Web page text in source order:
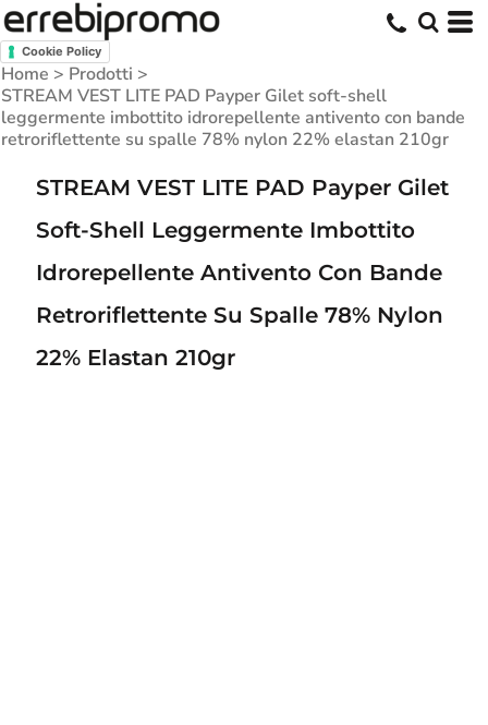
Cookie Policy
Home > Prodotti >
STREAM VEST LITE PAD Payper Gilet soft-shell
leggermente imbottito idrorepellente antivento con bande
retroriflettente su spalle 78% nylon 22% elastan 210gr
STREAM VEST LITE PAD Payper Gilet
Soft-Shell Leggermente Imbottito
Idrorepellente Antivento Con Bande
Retroriflettente Su Spalle 78% Nylon
22% Elastan 210gr